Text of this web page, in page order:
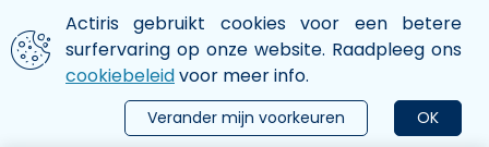
Aller au contenu principal
We gebruiken cookies
Actiris gebruikt cookies voor een betere
surfervaring op onze website. Raadpleeg ons
cookiebeleidvoor meer info.
OK
Verander mijn voorkeuren
le menu